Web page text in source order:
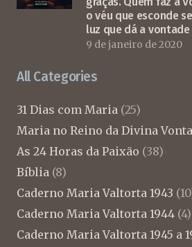
o véu que esconde
luz que dá a vontade
9 de janeiro de 2020
All Categories
31 Dias com Maria (25)
Maria no Reino da Divina
As 24 Horas da Paixão (38)
Bíblia (8)
Caderno Maria Valtorta 1943
Caderno Maria Valtorta 1944 (4)
Caderno Maria Valtorta 1945 a